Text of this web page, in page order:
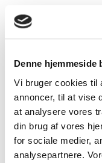
Denne hjemmeside
Vi bruger cookies til
annoncer, til at vise
at analysere vores
din brug af vores
for sociale medier,
analysepartnere.